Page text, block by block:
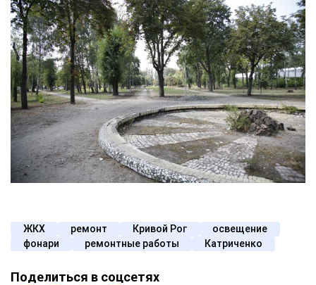
ЖКХ ремонт Кривой Рог
освещение
фонари
ремонтные работы Катриченко
Поделиться в соцсетях